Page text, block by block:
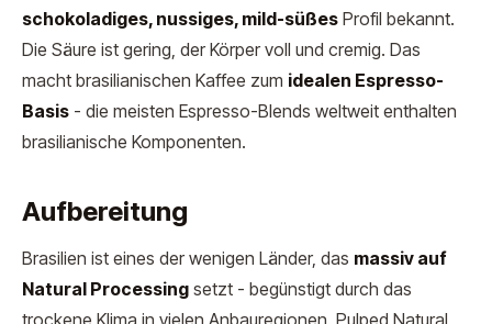
schokoladiges, nussiges, mild-süßes Profil bekannt.
Die Säure ist gering, der Körper voll und cremig. Das
macht brasilianischen Kaffee zum idealen Espresso-
Basis - die meisten Espresso-Blends weltweit enthalten
brasilianische Komponenten.
Aufbereitung
Brasilien ist eines der wenigen Länder, das massiv auf
Natural Processing setzt - begünstigt durch das
trockene Klima in vielen Anbauregionen. Pulped Natural